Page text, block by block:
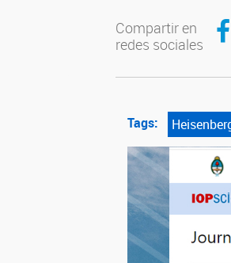
Compartir en
redes sociales
Tags: